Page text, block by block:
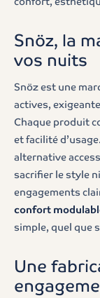
Snöz, la
vos nuits
Snöz est une
actives,
Chaque produit
et facilité
alternative
sacrifier le style
engagements
confort
simple, quel que
Une